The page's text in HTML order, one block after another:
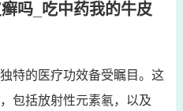
吗_吃中药我的牛皮
特的医疗功效备受瞩目。这
包括放射性元素氡，以及